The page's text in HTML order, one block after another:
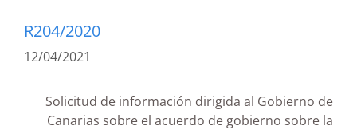
R204/2020
12/04/2021
Solicitud de información dirigida al Gobierno de
Canarias sobre el acuerdo de gobierno sobre la